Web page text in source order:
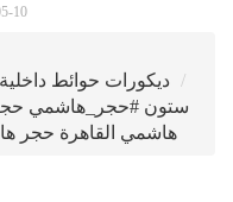
ديكورات حوائط
ستون #حجر_هاشمي
هاشمي القاهرة حجر